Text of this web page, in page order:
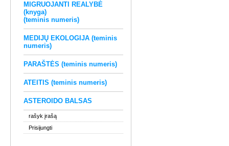
MIGRUOJANTI REALYBĖ
(knyga)
(teminis numeris)
MEDIJŲ EKOLOGIJA (teminis
numeris)
PARAŠTĖS (teminis numeris)
ATEITIS (teminis numeris)
ASTEROIDO BALSAS
rašyk įrašą
Prisijungti